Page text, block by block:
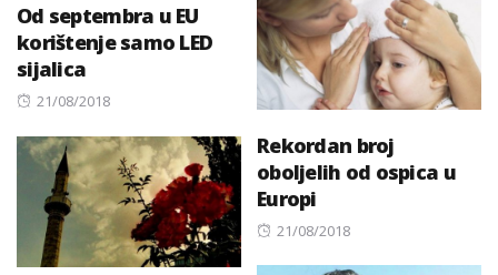
Od septembra u EU
korištenje samo LED
sijalica
Posted
21/08/2018
Rekordan broj
oboljelih od ospica u
Europi
Posted
21/08/2018